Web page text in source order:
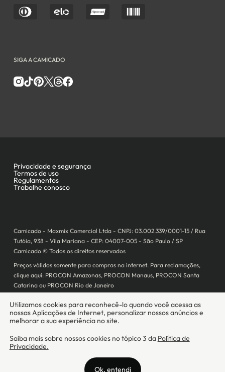
Camicado - Maxmix Comercial Ltda - CNPJ: 03.002.339/0001-15 / Rua
Tutóia, 938 - Vila Mariana - CEP: 04007-005 - São Paulo / SP
Camicado © Todos os direitos reservados
Preços válidos somente para compras na internet. Para reclamações,
clique aqui: PROCON Amazonas, PROCON Manaus, PROCON Santa
Catarina ou PROCON Rio de Janeiro
prestando os serviços de abertura de conta pós-paga (cartões de
crédito), conforme a regulação vigente.